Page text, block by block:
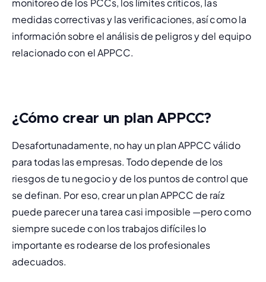
monitoreo de los PCCs, los límites críticos, las
medidas correctivas y las verificaciones, así como la
información sobre el análisis de peligros y del equipo
relacionado con el APPCC.
¿Cómo crear un plan APPCC?
Desafortunadamente, no hay un plan APPCC válido
para todas las empresas. Todo depende de los
riesgos de tu negocio y de los puntos de control que
se definan. Por eso, crear un plan APPCC de raíz
puede parecer una tarea casi imposible —pero como
siempre sucede con los trabajos difíciles lo
importante es rodearse de los profesionales
adecuados.